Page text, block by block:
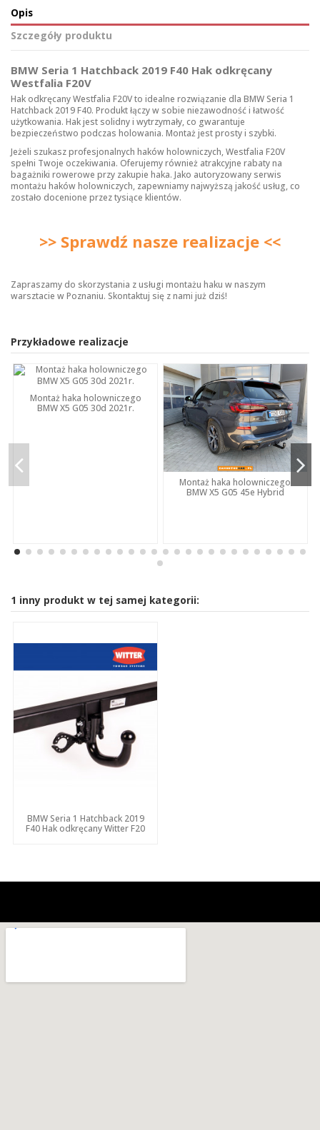
Opis
Szczegóły produktu
BMW Seria 1 Hatchback 2019 F40 Hak odkręcany
Westfalia F20V
Hak odkręcany Westfalia F20V to idealne rozwiązanie dla BMW Seria 1
Hatchback 2019 F40. Produkt łączy w sobie niezawodność i łatwość
użytkowania. Hak jest solidny i wytrzymały, co gwarantuje
bezpieczeństwo podczas holowania. Montaż jest prosty i szybki.
Jeżeli szukasz profesjonalnych haków holowniczych, Westfalia F20V
spełni Twoje oczekiwania. Oferujemy również atrakcyjne rabaty na
bagażniki rowerowe przy zakupie haka. Jako autoryzowany serwis
montażu haków holowniczych, zapewniamy najwyższą jakość usług, co
zostało docenione przez tysiące klientów.
>> Sprawdź nasze realizacje <<
Zapraszamy do skorzystania z usługi montażu haku w naszym
warsztacie w Poznaniu. Skontaktuj się z nami już dziś!
Przykładowe realizacje
Montaż haka holowniczego
BMW X5 G05 30d 2021r.
Montaż haka holowniczego
BMW X5 G05 45e Hybrid
1 inny produkt w tej samej kategorii:
BMW Seria 1 Hatchback 2019
F40 Hak odkręcany Witter F20